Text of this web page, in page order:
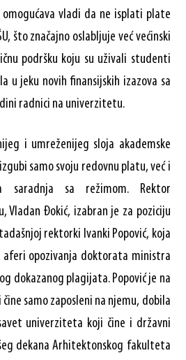
omogućava vladi da ne isplati plate
što značajno oslabljuje već većinski
podršku koju su uživali studenti
u jeku novih finansijskih izazova sa
radnici na univerzitetu.
i umreženijeg sloja akademske
samo svoju redovnu platu, već i
saradnja sa režimom. Rektor
Vladan Đokić, izabran je za poziciju
rektorki Ivanki Popović, koja
opozivanja doktorata ministra
dokazanog plagijata. Popović je na
samo zaposleni na njemu, dobila
univerziteta koji čine i državni
dekana Arhitektonskog fakulteta